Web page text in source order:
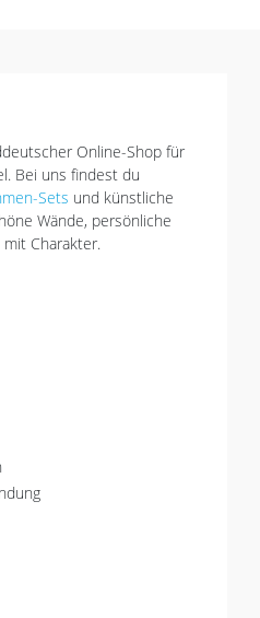
Online-Shop für
Bei uns findest du
Sets und künstliche
Wände, persönliche
Charakter.